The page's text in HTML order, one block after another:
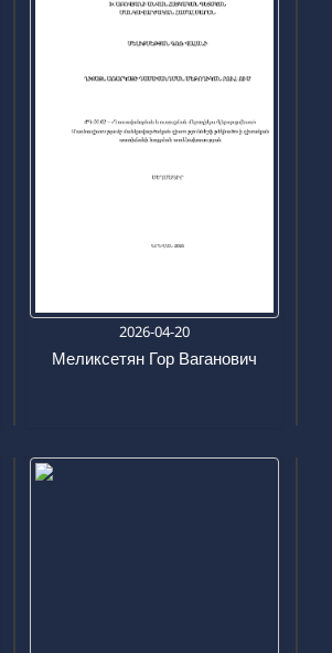
2026-04-20
Меликсетян Гор Ваганович